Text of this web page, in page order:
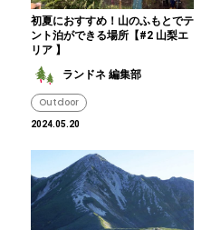
初夏におすすめ！山のふもとでテ
ント泊ができる場所【#2 山梨エ
リア 】
ランドネ 編集部
Outdoor
2024.05.20